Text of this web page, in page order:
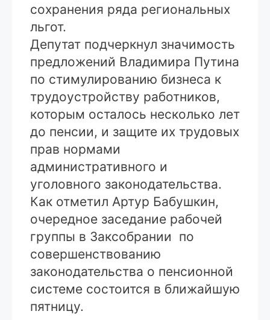
сохранения ряда региональных
льгот.
Депутат подчеркнул значимость
предложений Владимира Путина
по стимулированию бизнеса к
трудоустройству работников,
которым осталось несколько лет
до пенсии, и защите их трудовых
прав нормами
административного и
уголовного законодательства.
Как отметил Артур Бабушкин,
очередное заседание рабочей
группы в Заксобрании по
совершенствованию
законодательства о пенсионной
системе состоится в ближайшую
пятницу.